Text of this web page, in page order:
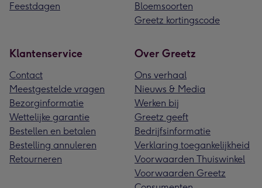
Feestdagen
Bloemsoorten
Greetz kortingscode
Klantenservice
Contact
Meestgestelde vragen
Bezorginformatie
Wettelijke garantie
Bestellen en betalen
Bestelling annuleren
Retourneren
Over Greetz
Ons verhaal
Nieuws & Media
Werken bij
Greetz geeft
Bedrijfsinformatie
Verklaring toegankelijkheid
Voorwaarden Thuiswinkel
Voorwaarden Greetz